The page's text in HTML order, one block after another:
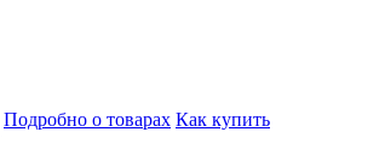
Подробно о товарах Как купить